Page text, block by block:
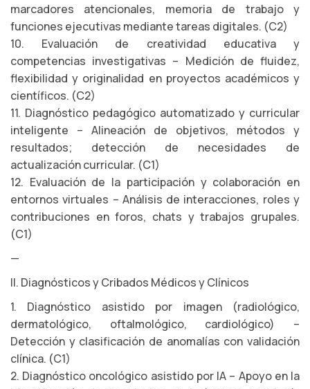
marcadores atencionales, memoria de trabajo y
funciones ejecutivas mediante tareas digitales. (C2)
10. Evaluación de creatividad educativa y
competencias investigativas – Medición de fluidez,
flexibilidad y originalidad en proyectos académicos y
científicos. (C2)
11. Diagnóstico pedagógico automatizado y curricular
inteligente – Alineación de objetivos, métodos y
resultados; detección de necesidades de
actualización curricular. (C1)
12. Evaluación de la participación y colaboración en
entornos virtuales – Análisis de interacciones, roles y
contribuciones en foros, chats y trabajos grupales.
(C1)
—
II. Diagnósticos y Cribados Médicos y Clínicos
1. Diagnóstico asistido por imagen (radiológico,
dermatológico, oftalmológico, cardiológico) –
Detección y clasificación de anomalías con validación
clínica. (C1)
2. Diagnóstico oncológico asistido por IA – Apoyo en la